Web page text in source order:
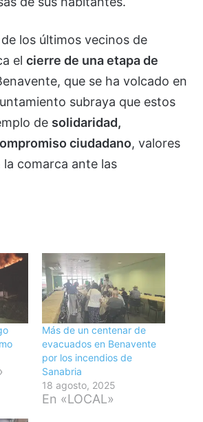
los últimos vecinos de
el cierre de una etapa de
que se ha volcado en
subraya que estos
de solidaridad,
ciudadano, valores
comarca ante las
Más de un centenar de
evacuados en Benavente
por los incendios de
Sanabria
18 agosto, 2025
En «LOCAL»